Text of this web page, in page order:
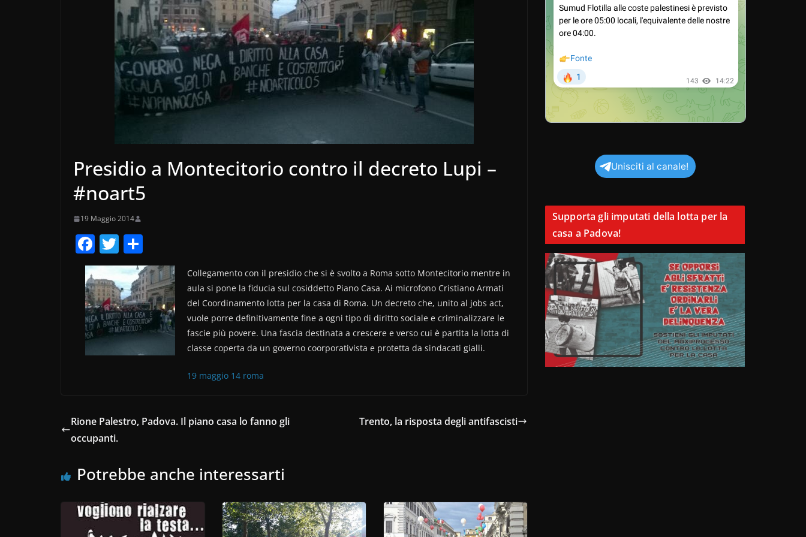
Presidio a Montecitorio contro il decreto Lupi –
#noart5
19 Maggio 2014
F
a
c
e
b
o
o
T
w
itt
er
o
n
di
vi
di
Collegamento con il presidio che si è svolto a Roma sotto Montecitorio mentre in
aula si pone la fiducia sul cosiddetto Piano Casa. Ai microfono Cristiano Armati
del Coordinamento lotta per la casa di Roma. Un decreto che, unito al jobs act,
vuole porre definitivamente fine a ogni tipo di diritto sociale e criminalizzare le
fascie più povere. Una fascia destinata a crescere e verso cui è partita la lotta di
classe coperta da un governo coorporativista e protetta da sindacati gialli.
19 maggio 14 roma
Rione Palestro, Padova. Il piano casa lo fanno gli
occupanti.
Trento, la risposta degli antifascisti
Potrebbe anche interessarti
Unisciti al canale!
Supporta gli imputati della lotta per la
casa a Padova!